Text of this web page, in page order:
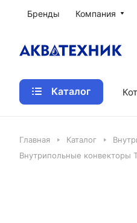
Бренды Компания
Каталог
Главная Каталог
Внутрипольные конвекторы